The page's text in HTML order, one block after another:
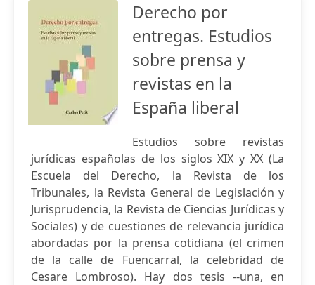
Derecho por
entregas. Estudios
sobre prensa y
revistas en la
España liberal
Estudios sobre revistas
jurídicas españolas de los siglos XIX y XX (La
Escuela del Derecho, la Revista de los
Tribunales, la Revista General de Legislación y
Jurisprudencia, la Revista de Ciencias Jurídicas y
Sociales) y de cuestiones de relevancia jurídica
abordadas por la prensa cotidiana (el crimen
de la calle de Fuencarral, la celebridad de
Cesare Lombroso). Hay dos tesis --una, en